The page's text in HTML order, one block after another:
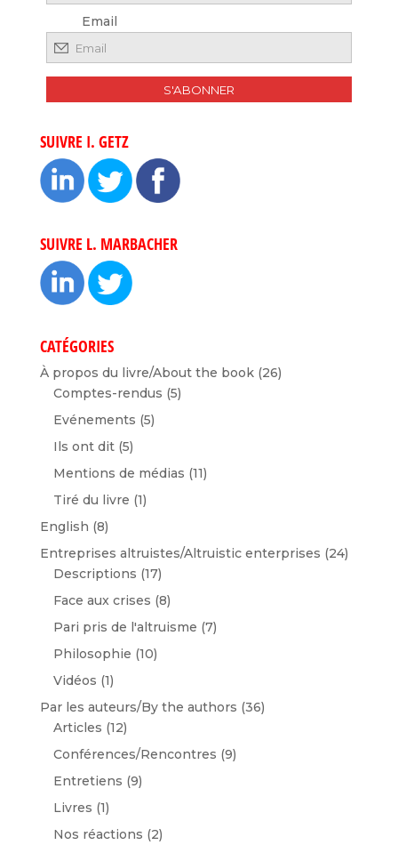
Email
SUIVRE I. GETZ
SUIVRE L. MARBACHER
CATÉGORIES
À propos du livre/About the book(26)
Comptes-rendus (5)
Evénements (5)
Ils ont dit(5)
Mentions de médias (11)
Tiré du livre (1)
English (8)
Entreprises altruistes/Altruistic enterprises (24)
Descriptions (17)
Face aux crises (8)
Pari pris de l'altruisme (7)
Philosophie (10)
Vidéos (1)
Par les auteurs/By the authors (36)
Articles (12)
Conférences/Rencontres (9)
Entretiens (9)
Livres (1)
Nos réactions (2)